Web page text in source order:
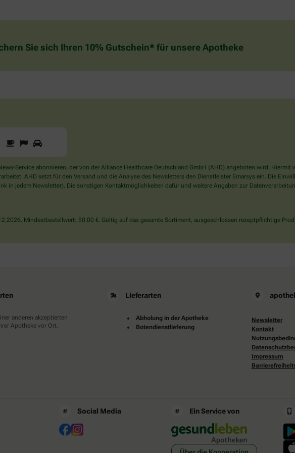
Sie sich Ihren 10% Gutschein* für unsere Apotheke
Sie
Mensch?
Dann
wählen
Flagge.
1 2
Service abonnieren, der von der Alliance Healthcare Deutschland GmbH (AHD) angeboten wird. Hiermit
AHD setzt für den Versand und die Analyse des Newsletters den Dienstleister Emarsys ein. Die
in jedem Newsletter). Die sonstigen Kontaktmöglichkeiten dafür und weitere Angaben zur
Mindestbestellwert: 50,00 €. Gültig auf das gesamte Sortiment, ausgeschlossen rezeptpflichtige
anderen akzeptierten
Apotheke vor Ort.
Lieferarten
Abholung in der Apotheke
Botendienstlieferung
Newsletter
Kontakt
Impressum
Social Media Ein Service von